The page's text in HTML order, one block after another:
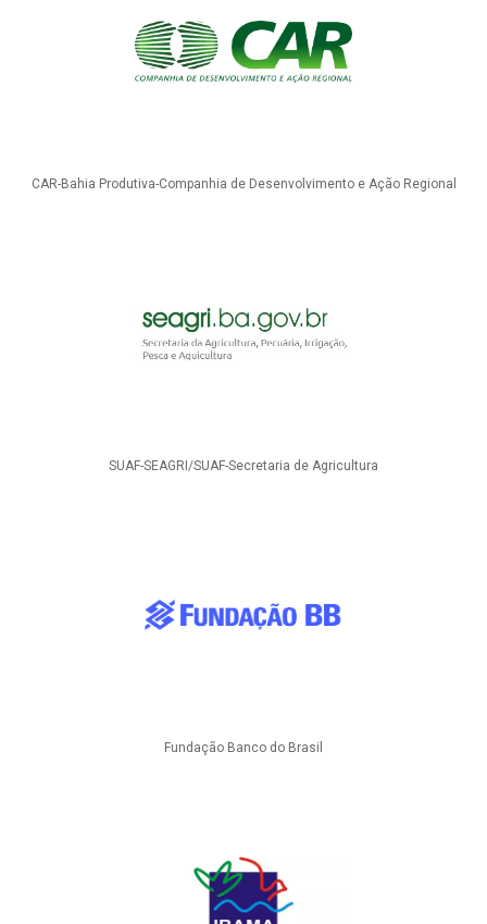
CAR-Bahia Produtiva-Companhia de Desenvolvimento e Ação Regional
SUAF-SEAGRI/SUAF-Secretaria de Agricultura
Fundação Banco do Brasil